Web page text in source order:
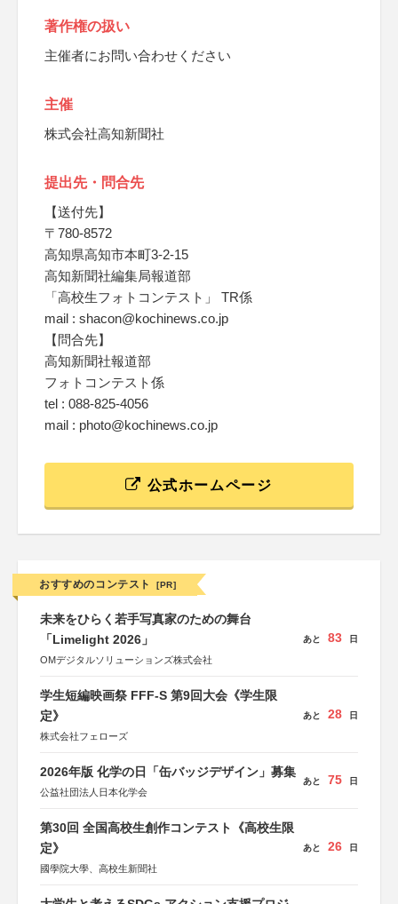
著作権の扱い
主催者にお問い合わせください
主催
株式会社高知新聞社
提出先・問合先
【送付先】
〒780-8572
高知県高知市本町3-2-15
高知新聞社編集局報道部
「高校生フォトコンテスト」 TR係
mail : shacon@kochinews.co.jp
【問合先】
高知新聞社報道部
フォトコンテスト係
tel : 088-825-4056
mail : photo@kochinews.co.jp
公式ホームページ
おすすめのコンテスト [PR]
未来をひらく若手写真家のための舞台
「Limelight 2026」
OMデジタルソリューションズ株式会社
あと 83 日
学生短編映画祭 FFF-S 第9回大会《学生限
定》
株式会社フェローズ
あと 28 日
2026年版 化学の日「缶バッジデザイン」募集
公益社団法人日本化学会
あと 75 日
第30回 全国高校生創作コンテスト《高校生限
定》
國學院大學、高校生新聞社
あと 26 日